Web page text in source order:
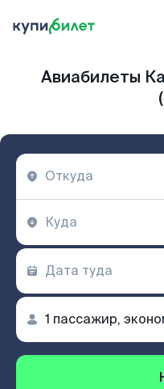
Авиабилеты